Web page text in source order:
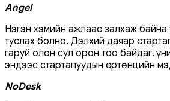
Angel
Нэгэн хэмийн ажлаас залхаж байна
туслах болно. Дэлхий даяар
гаруй олон сул орон тоо байдаг.
эндээс стартапуудын ертөнцийн
NoDesk